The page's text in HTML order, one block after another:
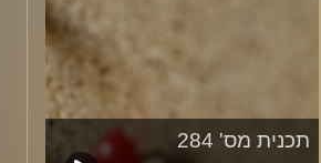
תכנית מס' 284